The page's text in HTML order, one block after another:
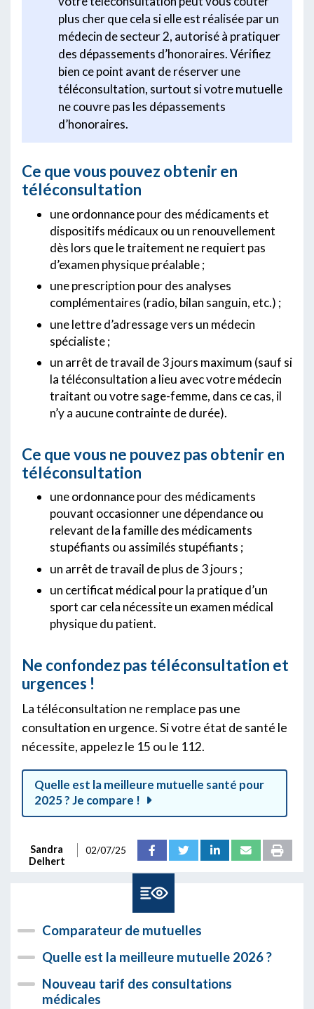
plus cher que cela si elle est réalisée par un
médecin de secteur 2, autorisé à pratiquer
des dépassements d’honoraires. Vérifiez
bien ce point avant de réserver une
téléconsultation, surtout si votre mutuelle
ne couvre pas les dépassements
d’honoraires.
Ce que vous pouvez obtenir en
téléconsultation
uneordonnance pour des médicaments et
dispositifs médicaux ou un renouvellement
dès lors que le traitement ne requiert pas
d’examen physique préalable ;
une prescription pour des analyses
complémentaires (radio, bilan sanguin, etc.) ;
une lettre d’adressage vers un médecin
spécialiste ;
un arrêt de travail de 3 jours maximum (sauf si
la téléconsultation a lieu avec votre médecin
traitant ou votre sage-femme, dans ce cas, il
n’y a aucune contrainte de durée).
Ce que vous ne pouvez pas obtenir en
téléconsultation
une ordonnance pour des médicaments
pouvant occasionner une dépendance ou
relevant de la famille des médicaments
stupéfiants ou assimilés stupéfiants ;
un arrêt de travail de plus de 3 jours ;
un certificat médical pour la pratique d’un
sport car cela nécessite un examen médical
physique du patient.
Ne confondez pas téléconsultation et
urgences !
La téléconsultation ne remplace pas une
consultation en urgence. Si votre état de santé le
nécessite, appelez le 15 ou le 112.
Quelle est la meilleure mutuelle santé pour
2025 ? Je compare !
Sandra
Delhert
02/07/25
Comparateur de mutuelles
Quelle est la meilleure mutuelle 2026 ?
Nouveau tarif des consultations
médicales